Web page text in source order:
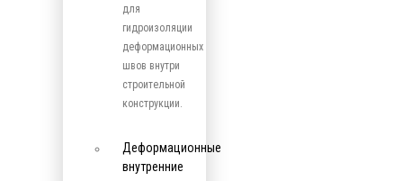
для
гидроизоляции
деформационных
швов внутри
строительной
конструкции.
Деформационные
внутренние